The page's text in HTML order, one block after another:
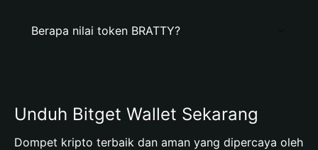
Berapa nilai token BRATTY?
Unduh Bitget Wallet Sekarang
Dompet kripto terbaik dan aman yang dipercaya oleh